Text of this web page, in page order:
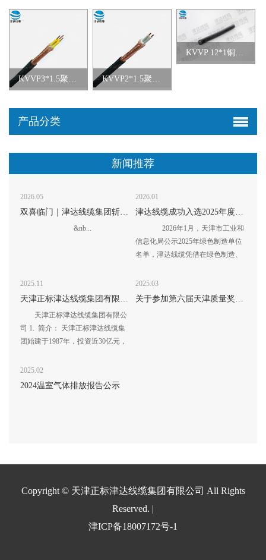
KVVP 12*1铜芯聚氯乙烯绝缘聚氯乙烯护套屏蔽控制电缆
产品分类
新闻推荐
2026.05
双喜临门｜津达线缆集团斩获2026线缆行业多项重磅荣誉！
&nb...
2026.01
津达线缆成功入选2025年度天津市“绿色工厂”名单
2026年1月，天津市工业和
信息化局公示2025年绿色制造单位
名单，津达线缆凭借在绿色制造、
2025.11
天津正标津达线缆集团有限公
司 1. 简介： 天津正标津达线缆集
团始建于1987年，投资近30亿元，
东...
2025.03
2025.02
2024温室气体排放报告公示
Copyright © 天津正标津达线缆集团有限公司 All Rights
Reserved. |
津ICP备18007172号-1